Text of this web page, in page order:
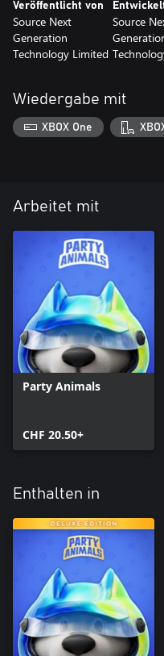
Veröffentlicht von
Source Next
Generation
Technology Limited
Source
Wiedergabe mit
XBOX One
Arbeitet mit
Party Animals
CHF 20.50+
Enthalten in